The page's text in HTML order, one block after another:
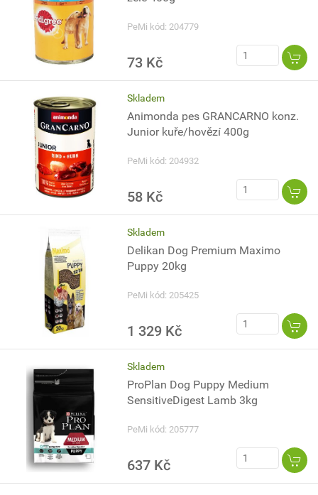
PeMi kód: 204779
73 Kč
Skladem
Animonda pes GRANCARNO konz.
Junior kuře/hovězí 400g
PeMi kód: 204932
58 Kč
Skladem
Delikan Dog Premium Maximo
Puppy 20kg
PeMi kód: 205425
1 329 Kč
Skladem
ProPlan Dog Puppy Medium
SensitiveDigest Lamb 3kg
PeMi kód: 205777
637 Kč